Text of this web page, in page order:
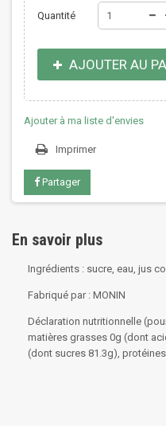
Quantité
AJOUTER AU
Ajouter à ma liste d'envies
Imprimer
Partager
En savoir plus
Ingrédients : sucre, eau, jus
Fabriqué par : MONIN
Déclaration nutritionnelle
matières grasses 0g (dont
(dont sucres 81.3g),